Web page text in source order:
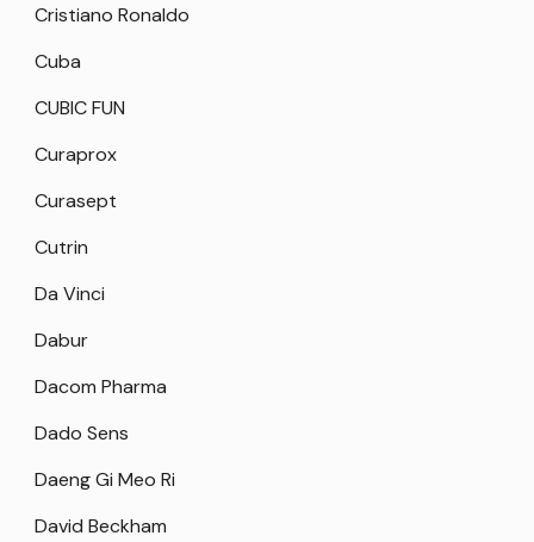
Cristiano Ronaldo
Cuba
CUBIC FUN
Curaprox
Curasept
Cutrin
Da Vinci
Dabur
Dacom Pharma
Dado Sens
Daeng Gi Meo Ri
David Beckham